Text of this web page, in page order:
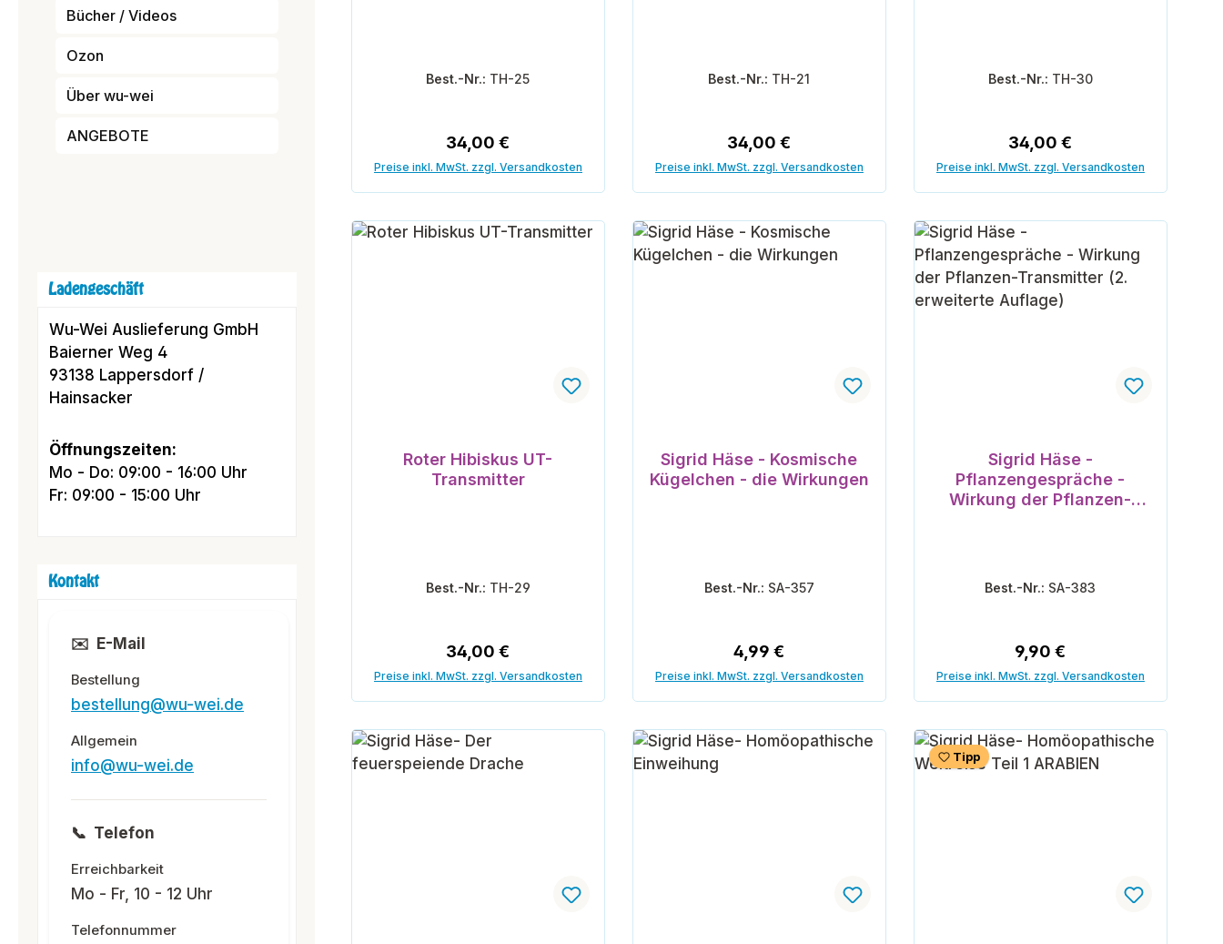
Bücher / Videos
Ozon
Über wu-wei
ANGEBOTE
Ladengeschäft
Wu-Wei Auslieferung GmbH
Baierner Weg 4
93138 Lappersdorf /
Hainsacker
Öffnungszeiten:
Mo - Do: 09:00 - 16:00 Uhr
Fr: 09:00 - 15:00 Uhr
Kontakt
✉️ E-Mail
Bestellung
bestellung@wu-wei.de
Allgemein
info@wu-wei.de
📞 Telefon
Erreichbarkeit
Mo - Fr, 10 - 12 Uhr
Telefonnummer
Best.-Nr.: TH-25
Regulärer Preis:
34,00 €
Preise inkl. MwSt. zzgl. Versandkosten
Best.-Nr.: TH-21
Regulärer Preis:
34,00 €
Preise inkl. MwSt. zzgl. Versandkosten
Best.-Nr.: TH-30
Regulärer Preis:
34,00 €
Preise inkl. MwSt. zzgl. Versandkosten
Roter Hibiskus UT-
Transmitter
Best.-Nr.: TH-29
Regulärer Preis:
34,00 €
Preise inkl. MwSt. zzgl. Versandkosten
Sigrid Häse - Kosmische
Kügelchen - die Wirkungen
Best.-Nr.: SA-357
Regulärer Preis:
4,99 €
Preise inkl. MwSt. zzgl. Versandkosten
Sigrid Häse -
Pflanzengespräche -
Wirkung der Pflanzen-
Best.-Nr.: SA-383
Regulärer Preis:
9,90 €
Preise inkl. MwSt. zzgl. Versandkosten
Tipp